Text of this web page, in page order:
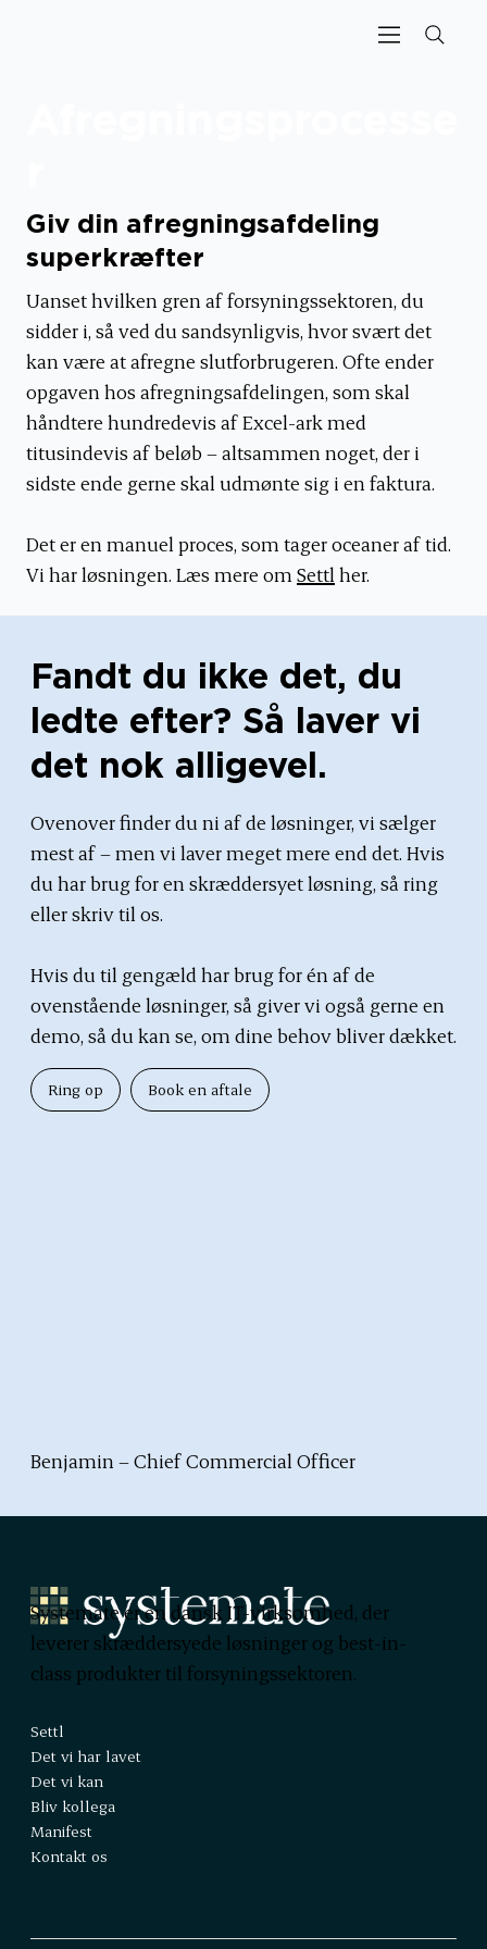
Giv din afregningsafdeling
superkræfter
Uanset hvilken gren af forsyningssektoren, du
sidder i, så ved du sandsynligvis, hvor svært det
kan være at afregne slutforbrugeren. Ofte ender
opgaven hos afregningsafdelingen, som skal
håndtere hundredevis af Excel-ark med
titusindevis af beløb – altsammen noget, der i
sidste ende gerne skal udmønte sig i en faktura.
Det er en manuel proces, som tager oceaner af tid.
Vi har løsningen. Læs mere om Settl her.
Benjamin – Chief Commercial Officer
Fandt du ikke det, du
ledte efter? Så laver vi
det nok alligevel.
Ovenover finder du ni af de løsninger, vi sælger
mest af – men vi laver meget mere end det. Hvis
du har brug for en skræddersyet løsning, så ring
eller skriv til os.
Hvis du til gengæld har brug for én af de
ovenstående løsninger, så giver vi også gerne en
demo, så du kan se, om dine behov bliver dækket.
Ring op Book en aftale
Systemate er en dansk IT-virksomhed, der
leverer skræddersyede løsninger og best-in-
class produkter til forsyningssektoren.
Settl
Det vi har lavet
Det vi kan
Bliv kollega
Manifest
Kontakt os